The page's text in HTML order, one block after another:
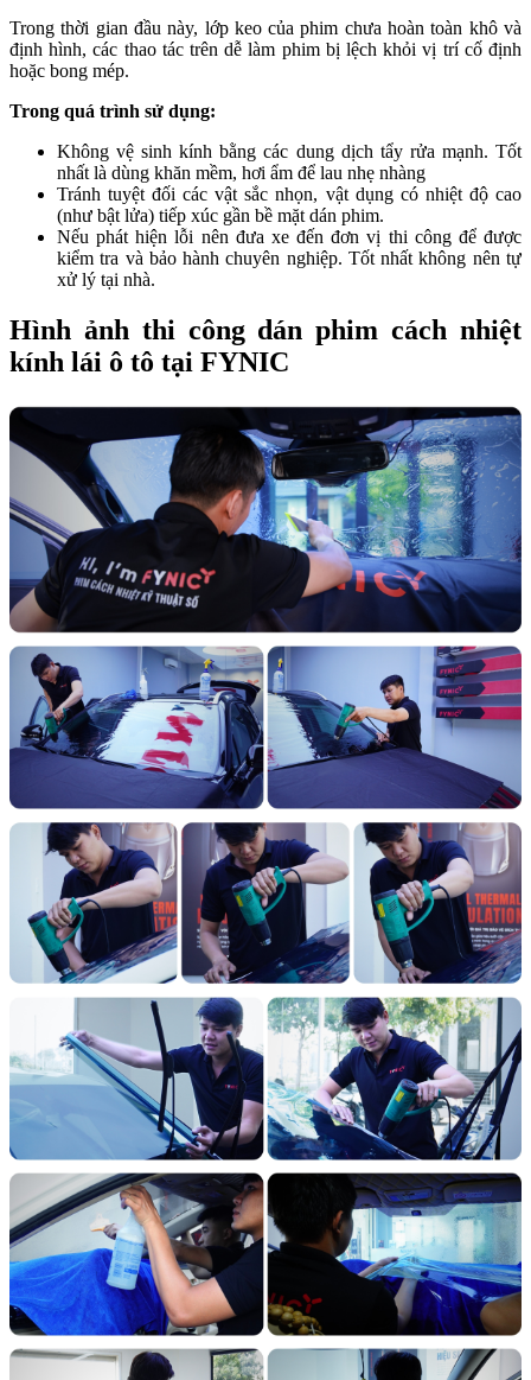
Trong thời gian đầu này, lớp keo của phim chưa hoàn toàn khô và
định hình, các thao tác trên dễ làm phim bị lệch khỏi vị trí cố định
hoặc bong mép.
Trong quá trình sử dụng:
Không vệ sinh kính bằng các dung dịch tẩy rửa mạnh. Tốt
nhất là dùng khăn mềm, hơi ẩm để lau nhẹ nhàng
Tránh tuyệt đối các vật sắc nhọn, vật dụng có nhiệt độ cao
(như bật lửa) tiếp xúc gần bề mặt dán phim.
Nếu phát hiện lỗi nên đưa xe đến đơn vị thi công để được
kiểm tra và bảo hành chuyên nghiệp. Tốt nhất không nên tự
xử lý tại nhà.
Hình ảnh thi công dán phim cách nhiệt
kính lái ô tô tại FYNIC